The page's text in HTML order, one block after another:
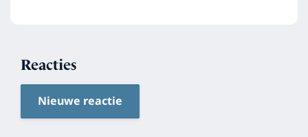
Reacties
Nieuwe reactie